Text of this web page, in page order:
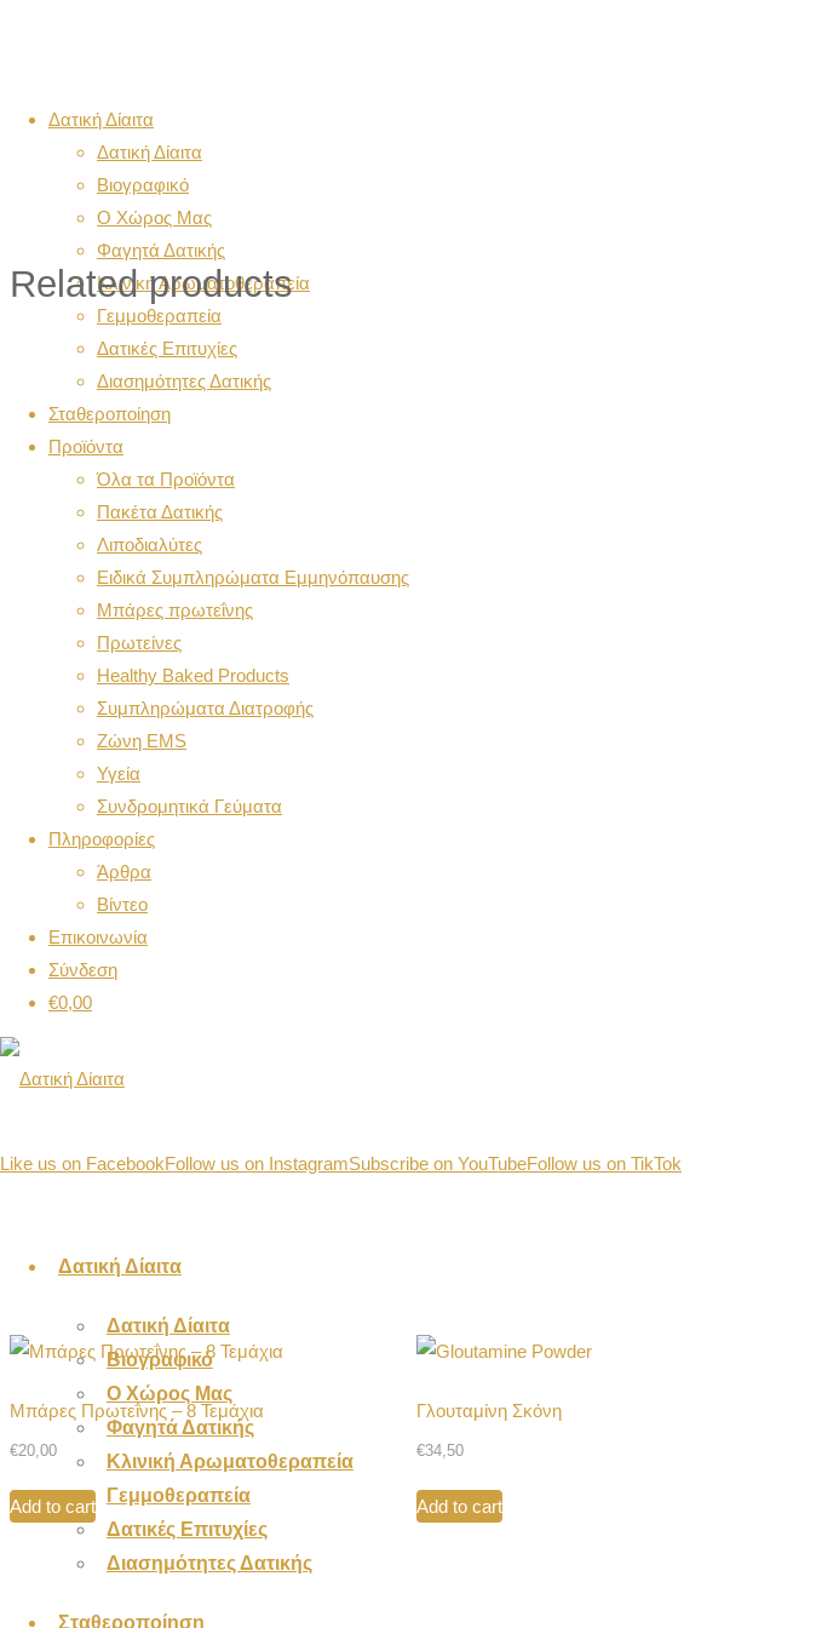
Δατική Δίαιτα
Δατική Δίαιτα
Βιογραφικό
Ο Χώρος Μας
Φαγητά Δατικής
Κλινική Αρωματοθεραπεία
Γεμμοθεραπεία
Δατικές Επιτυχίες
Διασημότητες Δατικής
Σταθεροποίηση
Προϊόντα
Όλα τα Προϊόντα
Πακέτα Δατικής
Λιποδιαλύτες
Ειδικά Συμπληρώματα Εμμηνόπαυσης
Μπάρες πρωτεΐνης
Πρωτείνες
Healthy Baked Products
Συμπληρώματα Διατροφής
Ζώνη EMS
Υγεία
Συνδρομητικά Γεύματα
Πληροφορίες
Άρθρα
Βίντεο
Επικοινωνία
Σύνδεση
€0,00
Like us on FacebookFollow us on InstagramSubscribe on YouTubeFollow us on TikTok
Δατική Δίαιτα
Δατική Δίαιτα
Βιογραφικό
Ο Χώρος Μας
Φαγητά Δατικής
Κλινική Αρωματοθεραπεία
Γεμμοθεραπεία
Δατικές Επιτυχίες
Διασημότητες Δατικής
Σταθεροποίηση
Related products
Μπάρες Πρωτεΐνης – 8 Τεμάχια
€20,00
Add to cart
Γλουταμίνη Σκόνη
€34,50
Add to cart